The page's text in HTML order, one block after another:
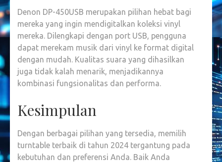
Denon DP-450USB merupakan pilihan hebat bagi
mereka yang ingin mendigitalkan koleksi vinyl
mereka. Dilengkapi dengan port USB, pengguna
dapat merekam musik dari vinyl ke format digital
dengan mudah. Kualitas suara yang dihasilkan
juga tidak kalah menarik, menjadikannya
kombinasi fungsionalitas dan performa.
Kesimpulan
Dengan berbagai pilihan yang tersedia, memilih
turntable terbaik di tahun 2024 tergantung pada
kebutuhan dan preferensi Anda. Baik Anda